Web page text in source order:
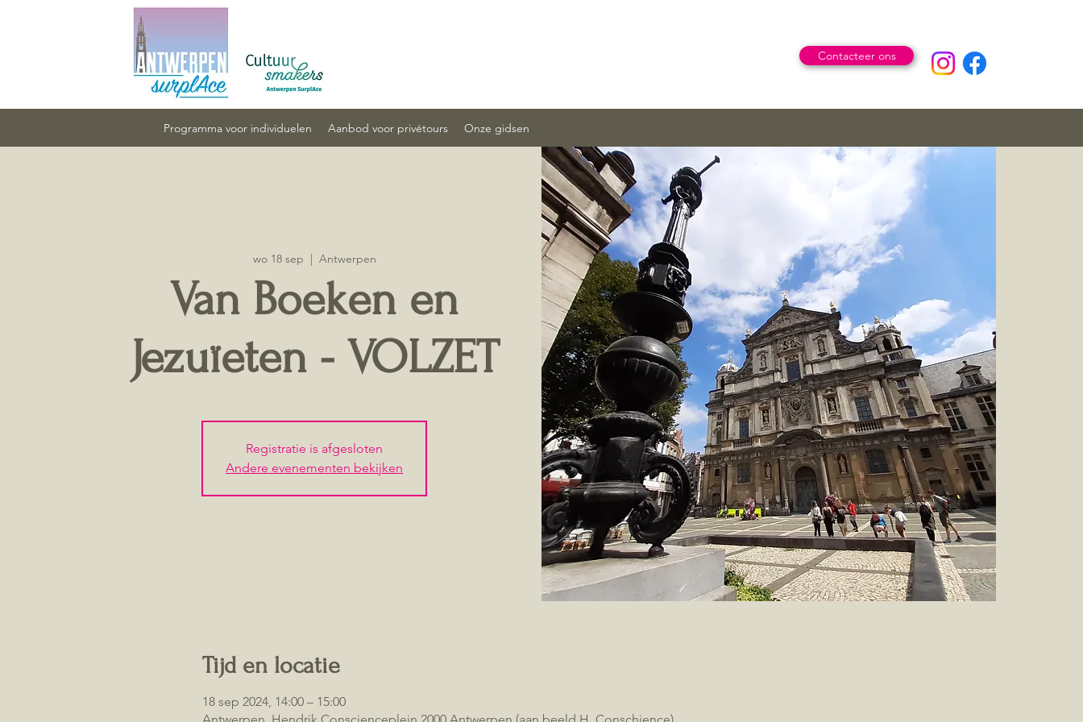
Contacteer ons
Programma voor individuelen Aanbod voor privétours Onze gidsen
wo 18 sep
  |
Antwerpen
Van Boeken en
Jezuïeten - VOLZET
Registratie is afgesloten
Andere evenementen bekijken
Tijd en locatie
18 sep 2024, 14:00 – 15:00
Antwerpen, Hendrik Conscienceplein 2000 Antwerpen (aan beeld H. Conschience)